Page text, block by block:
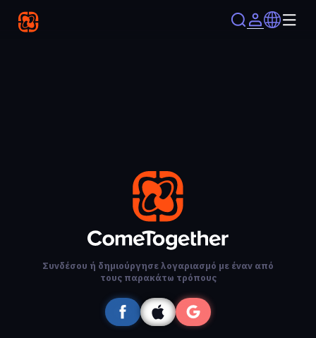
Συνδέσου ή δημιούργησε λογαριασμό με έναν από
τους παρακάτω τρόπους